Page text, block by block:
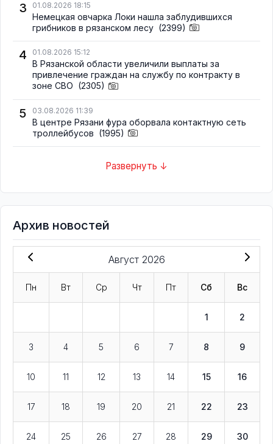
3 01.08.2026 18:15
Немецкая овчарка Локи нашла заблудившихся
грибников в рязанском лесу (2399)
4 01.08.2026 15:12
В Рязанской области увеличили выплаты за
привлечение граждан на службу по контракту в
зоне СВО (2305)
5 03.08.2026 11:39
В центре Рязани фура оборвала контактную сеть
троллейбусов (1995)
Развернуть ↓
Архив новостей
Август 2026
Пн Вт Ср Чт Пт Сб Вс
1 2
3 4 5 6 7 8 9
10 11 12 13 14 15 16
17 18 19 20 21 22 23
24 25 26 27 28 29 30